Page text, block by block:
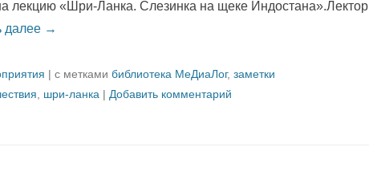
лекцию «Шри-Ланка. Слезинка на щеке Индостана».Лектор
далее →
| с метками библиотека МеДиаЛог, заметки
шри-ланка | Добавить комментарий